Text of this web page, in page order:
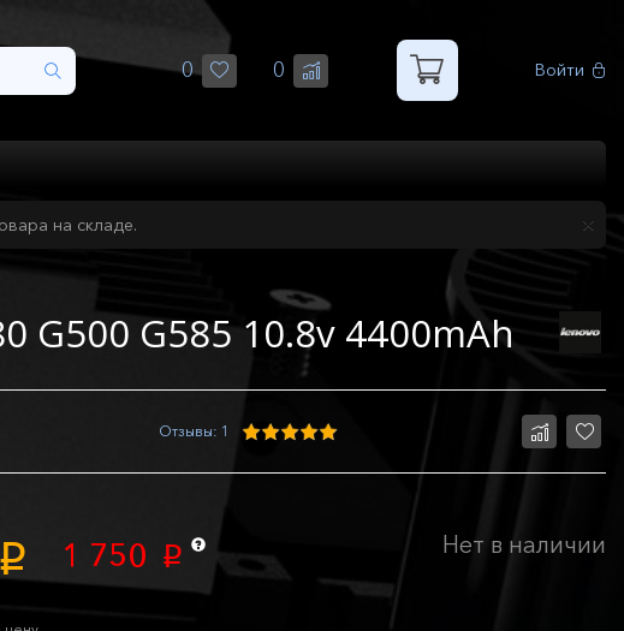
0 0 Войти
на складе.
G500 G585 10.8v 4400mAh
Отзывы: 1
p 1 750 p Нет в наличии